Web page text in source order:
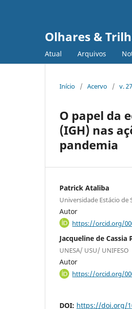
Olhares &
Atual Arquivos
Início / Acervo / v.
O papel da
(IGH) nas
pandemia
Patrick Ataliba
Universidade Estácio de
Autor
https://orcid.org/
Jacqueline de Cassia
UNESA/ USU/ UNIFESO
Autor
https://orcid.org/
DOI: https://doi.org/